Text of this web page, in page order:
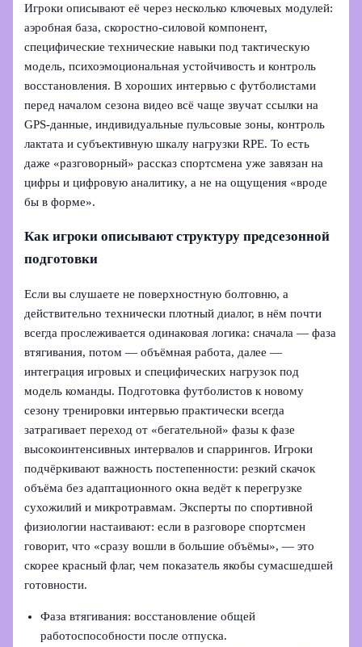
Игроки описывают её через несколько ключевых модулей:
аэробная база, скоростно-силовой компонент,
специфические технические навыки под тактическую
модель, психоэмоциональная устойчивость и контроль
восстановления. В хороших интервью с футболистами
перед началом сезона видео всё чаще звучат ссылки на
GPS-данные, индивидуальные пульсовые зоны, контроль
лактата и субъективную шкалу нагрузки RPE. То есть
даже «разговорный» рассказ спортсмена уже завязан на
цифры и цифровую аналитику, а не на ощущения «вроде
бы в форме».
Как игроки описывают структуру предсезонной
подготовки
Если вы слушаете не поверхностную болтовню, а
действительно технически плотный диалог, в нём почти
всегда прослеживается одинаковая логика: сначала — фаза
втягивания, потом — объёмная работа, далее —
интеграция игровых и специфических нагрузок под
модель команды. Подготовка футболистов к новому
сезону тренировки интервью практически всегда
затрагивает переход от «бегательной» фазы к фазе
высокоинтенсивных интервалов и спаррингов. Игроки
подчёркивают важность постепенности: резкий скачок
объёма без адаптационного окна ведёт к перегрузке
сухожилий и микротравмам. Эксперты по спортивной
физиологии настаивают: если в разговоре спортсмен
говорит, что «сразу вошли в большие объёмы», — это
скорее красный флаг, чем показатель якобы сумасшедшей
готовности.
Фаза втягивания: восстановление общей
работоспособности после отпуска.